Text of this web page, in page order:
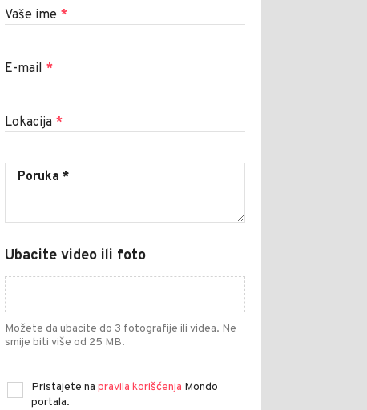
Vaše ime *
E-mail *
Lokacija *
Ubacite video ili foto
Možete da ubacite do 3 fotografije ili videa. Ne
smije biti više od 25 MB.
Pristajete na pravila korišćenja Mondo
portala.